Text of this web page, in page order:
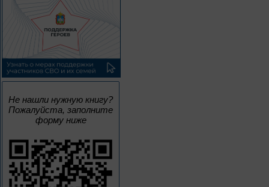
Не нашли нужную книгу?
Пожалуйста, заполните
форму ниже